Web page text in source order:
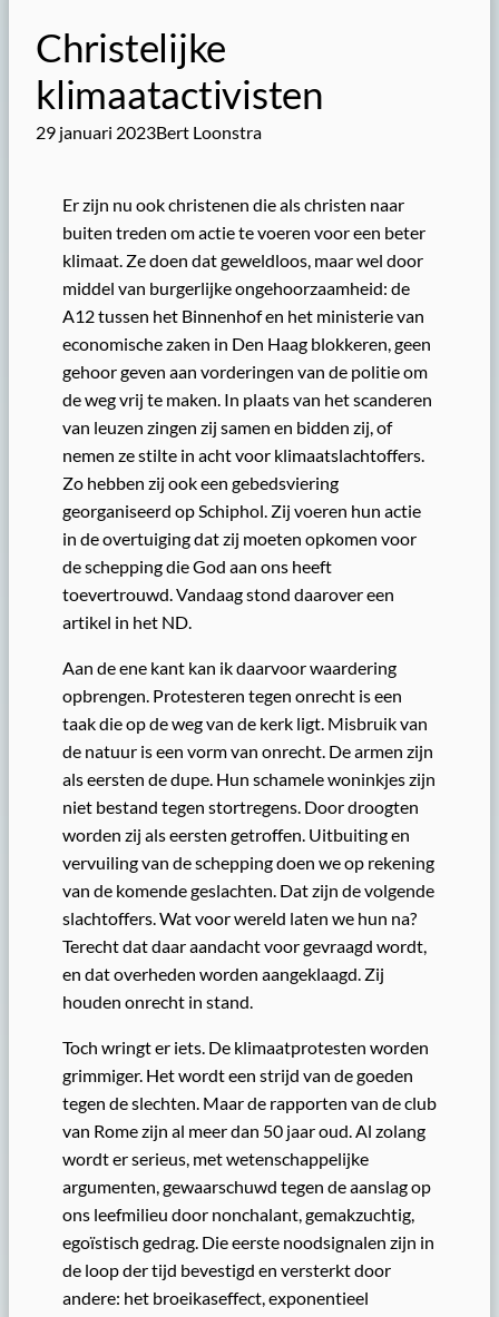
Christelijke
klimaatactivisten
29 januari 2023Bert Loonstra
Er zijn nu ook christenen die als christen naar
buiten treden om actie te voeren voor een beter
klimaat. Ze doen dat geweldloos, maar wel door
middel van burgerlijke ongehoorzaamheid: de
A12 tussen het Binnenhof en het ministerie van
economische zaken in Den Haag blokkeren, geen
gehoor geven aan vorderingen van de politie om
de weg vrij te maken. In plaats van het scanderen
van leuzen zingen zij samen en bidden zij, of
nemen ze stilte in acht voor klimaatslachtoffers.
Zo hebben zij ook een gebedsviering
georganiseerd op Schiphol. Zij voeren hun actie
in de overtuiging dat zij moeten opkomen voor
de schepping die God aan ons heeft
toevertrouwd. Vandaag stond daarover een
artikel in het ND.
Aan de ene kant kan ik daarvoor waardering
opbrengen. Protesteren tegen onrecht is een
taak die op de weg van de kerk ligt. Misbruik van
de natuur is een vorm van onrecht. De armen zijn
als eersten de dupe. Hun schamele woninkjes zijn
niet bestand tegen stortregens. Door droogten
worden zij als eersten getroffen. Uitbuiting en
vervuiling van de schepping doen we op rekening
van de komende geslachten. Dat zijn de volgende
slachtoffers. Wat voor wereld laten we hun na?
Terecht dat daar aandacht voor gevraagd wordt,
en dat overheden worden aangeklaagd. Zij
houden onrecht in stand.
Toch wringt er iets. De klimaatprotesten worden
grimmiger. Het wordt een strijd van de goeden
tegen de slechten. Maar de rapporten van de club
van Rome zijn al meer dan 50 jaar oud. Al zolang
wordt er serieus, met wetenschappelijke
argumenten, gewaarschuwd tegen de aanslag op
ons leefmilieu door nonchalant, gemakzuchtig,
egoïstisch gedrag. Die eerste noodsignalen zijn in
de loop der tijd bevestigd en versterkt door
andere: het broeikaseffect, exponentieel